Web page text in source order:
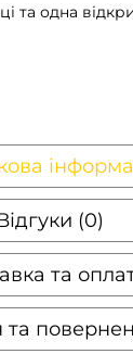
та одна
(0)
та
та